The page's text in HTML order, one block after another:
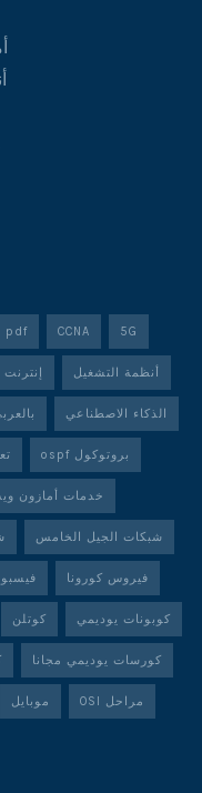
5G
CCNA
pdf
أنظمة التشغيل إنترنت
الذكاء الاصطناعي
بروتوكول ospf
خدمات أمازون
شبكات الجيل الخامس
فيروس كورونا
كوبونات يوديمي كوتلن
كورسات يوديمي مجانا
مراحل OSI موبايل